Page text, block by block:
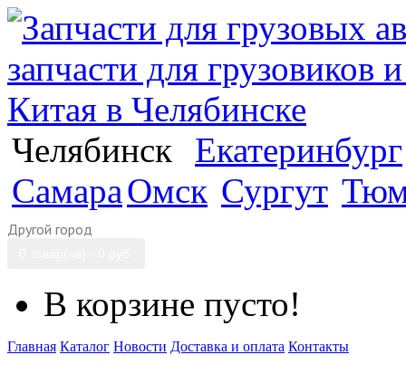
Челябинск
Екатеринбург
СамараОмск Сургут
Другой город
В корзине пусто!
Главная Каталог Новости Доставка и оплата Контакты